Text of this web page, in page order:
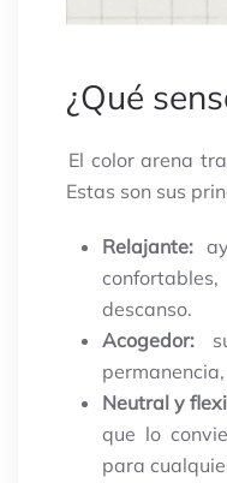
¿Qué
El color arena
Estas son sus
Relajante:
descanso.
Acogedor:
Neutral y
que lo
para